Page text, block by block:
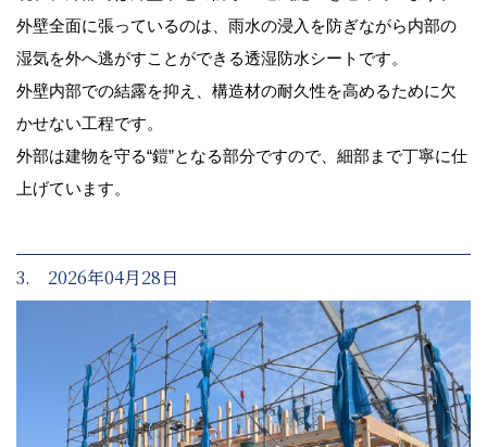
外壁全面に張っているのは、雨水の浸入を防ぎながら内部の
湿気を外へ逃がすことができる透湿防水シートです。
外壁内部での結露を抑え、構造材の耐久性を高めるために欠
かせない工程です。
外部は建物を守る“鎧”となる部分ですので、細部まで丁寧に仕
上げています。
3. 2026年04月28日